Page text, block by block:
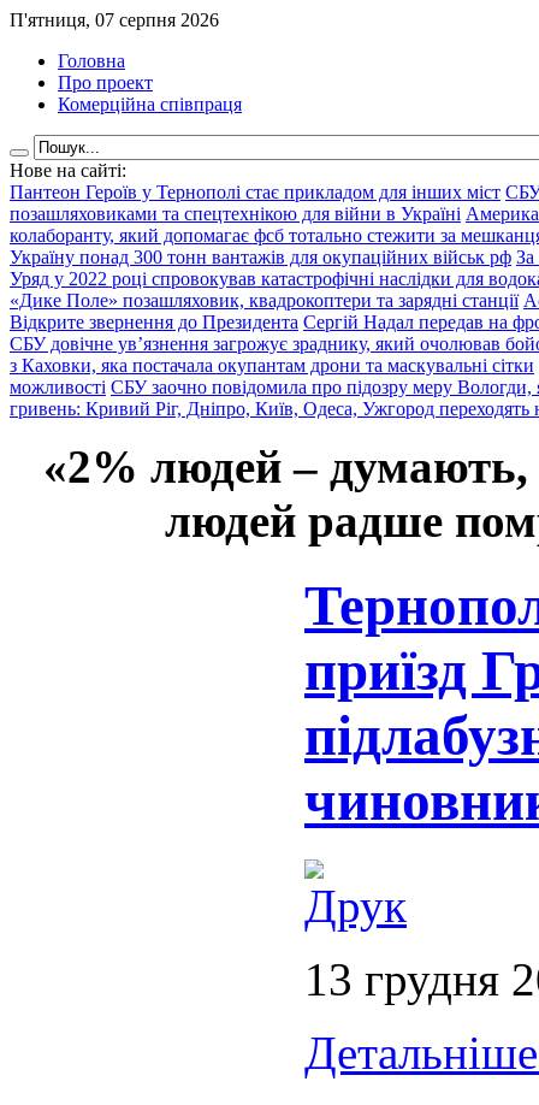
П'ятниця, 07 серпня 2026
Головна
Про проект
Комерційна співпраця
Нове на сайті:
Пантеон Героїв у Тернополі стає прикладом для інших міст СБУ
позашляховиками та спецтехнікою для війни в Україні
колаборанту, який допомагає фсб тотально стежити за
Україну понад 300 тонн вантажів для окупаційних військ рф За
Уряд у 2022 році спровокував катастрофічні наслідки для
«Дике Поле» позашляховик, квадрокоптери та зарядні станції
Відкрите звернення до Президента Сергій Надал передав на
СБУ довічне ув’язнення загрожує зраднику, який очолював
з Каховки, яка постачала окупантам дрони та маскувальні сітки
можливості СБУ заочно повідомила про підозру меру Вологди,
гривень: Кривий Ріг, Дніпро, Київ, Одеса, Ужгород переходять
«2% людей –
людей радше
приїзд
13 грудня